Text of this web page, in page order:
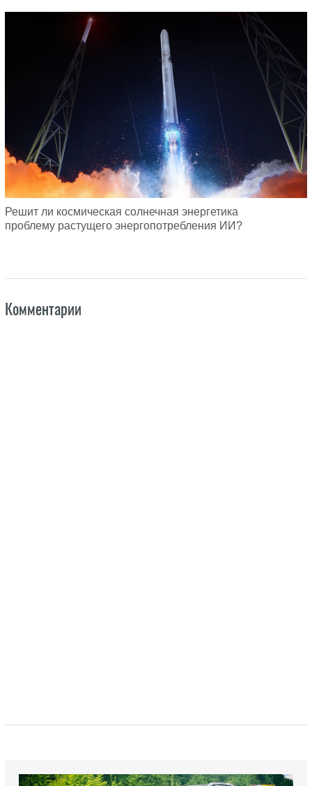
Решит ли космическая солнечная энергетика
проблему растущего энергопотребления ИИ?
Комментарии